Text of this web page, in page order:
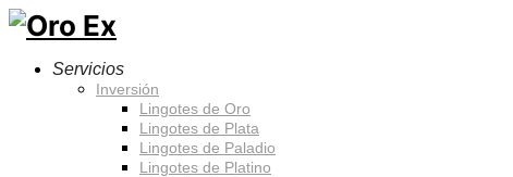
Servicios
Inversión
Lingotes de Oro
Lingotes de Plata
Lingotes de Paladio
Lingotes de Platino